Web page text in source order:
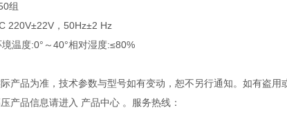
组
220V±22V，50Hz±2 Hz
境温度:0°～40°相对湿度:≤80%
产品为准，技术参数与型号如有变动，恕不另行通知。如有盗用
产品信息请进入 产品中心 。服务热线：